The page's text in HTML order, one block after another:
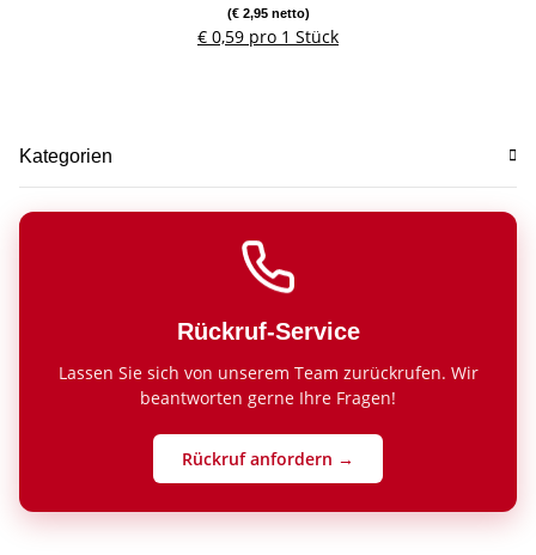
(€ 2,95 netto)
€ 0,59 pro 1 Stück
Kategorien
Rückruf-Service
Lassen Sie sich von unserem Team zurückrufen. Wir
beantworten gerne Ihre Fragen!
Rückruf anfordern →